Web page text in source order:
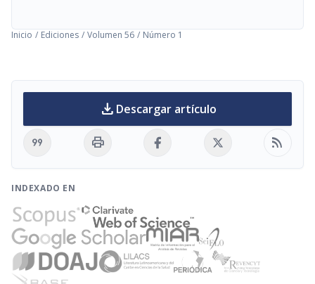
Inicio / Ediciones / Volumen 56 / Número 1
download Descargar artículo
format_quote print rss_feed
INDEXADO EN